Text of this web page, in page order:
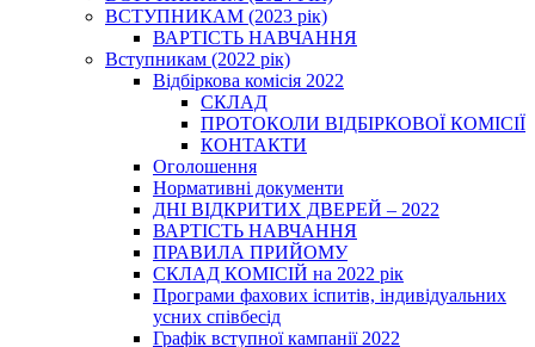
ВСТУПНИКАМ (2023 рік)
ВАРТІСТЬ НАВЧАННЯ
Вступникам (2022 рік)
Відбіркова комісія 2022
СКЛАД
ПРОТОКОЛИ ВІДБІРКОВОЇ КОМІСІЇ
КОНТАКТИ
Оголошення
Нормативні документи
ДНІ ВІДКРИТИХ ДВЕРЕЙ – 2022
ВАРТІСТЬ НАВЧАННЯ
ПРАВИЛА ПРИЙОМУ
СКЛАД КОМІСІЙ на 2022 рік
Програми фахових іспитів, індивідуальних
усних співбесід
Графік вступної кампанії 2022